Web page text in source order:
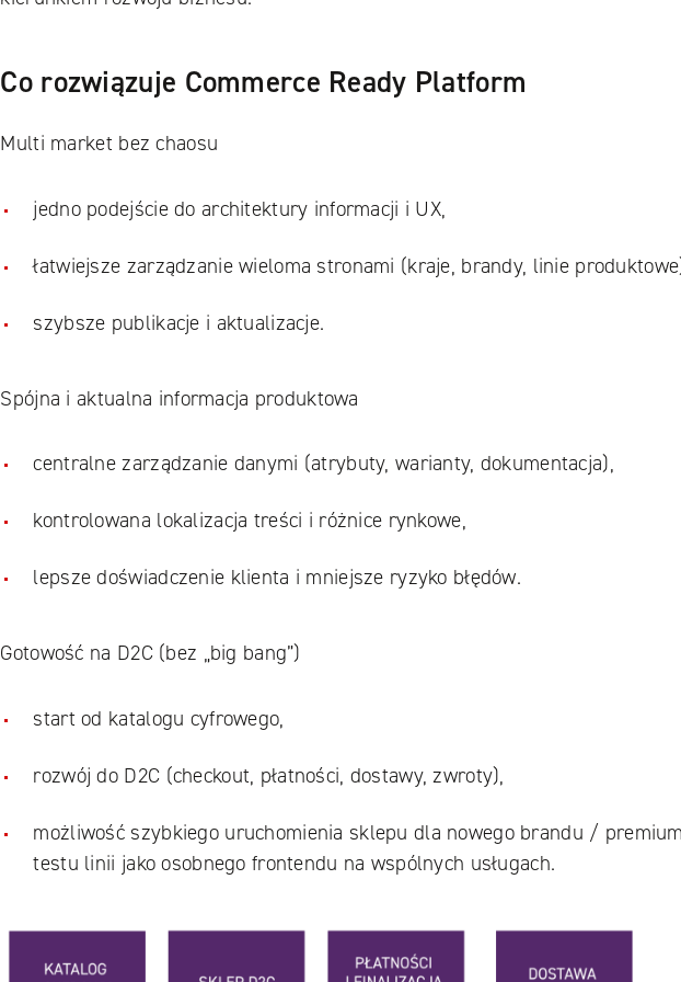
Co rozwiązuje Commerce Ready Platform
Multi market bez chaosu
jedno podejście do architektury informacji i UX,
łatwiejsze zarządzanie wieloma stronami (kraje, brandy, linie
szybsze publikacje i aktualizacje.
Spójna i aktualna informacja produktowa
centralne zarządzanie danymi (atrybuty, warianty, dokumentacja),
kontrolowana lokalizacja treści i różnice rynkowe,
lepsze doświadczenie klienta i mniejsze ryzyko błędów.
Gotowość na D2C (bez „big bang”)
start od katalogu cyfrowego,
rozwój do D2C (checkout, płatności, dostawy, zwroty),
możliwość szybkiego uruchomienia sklepu dla nowego brandu /
testu linii jako osobnego frontendu na wspólnych usługach.